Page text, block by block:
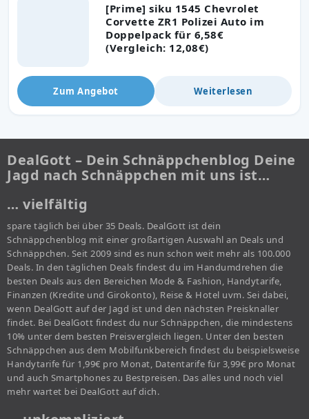
[Prime] siku 1545 Chevrolet
Corvette ZR1 Polizei Auto im
Doppelpack für 6,58€
(Vergleich: 12,08€)
Zum Angebot Weiterlesen
DealGott – Dein Schnäppchenblog Deine
Jagd nach Schnäppchen mit uns ist…
… vielfältig
spare täglich bei über 35 Deals. DealGott ist dein
Schnäppchenblog mit einer großartigen Auswahl an Deals und
Schnäppchen. Seit 2009 sind es nun schon weit mehr als 100.000
Deals. In den täglichen Deals findest du im Handumdrehen die
besten Deals aus den Bereichen Mode & Fashion, Handytarife,
Finanzen (Kredite und Girokonto), Reise & Hotel uvm. Sei dabei,
wenn DealGott auf der Jagd ist und den nächsten Preisknaller
findet. Bei DealGott findest du nur Schnäppchen, die mindestens
10% unter dem besten Preisvergleich liegen. Unter den besten
Schnäppchen aus dem Mobilfunkbereich findest du beispielsweise
Handytarife für 1,99€ pro Monat, Datentarife für 3,99€ pro Monat
und auch Smartphones zu Bestpreisen. Das alles und noch viel
mehr wartet bei DealGott auf dich.